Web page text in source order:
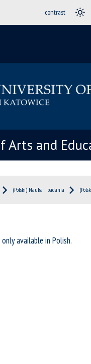
contrast
Arts and
(Polski) Nauka i badania
available in Polish.